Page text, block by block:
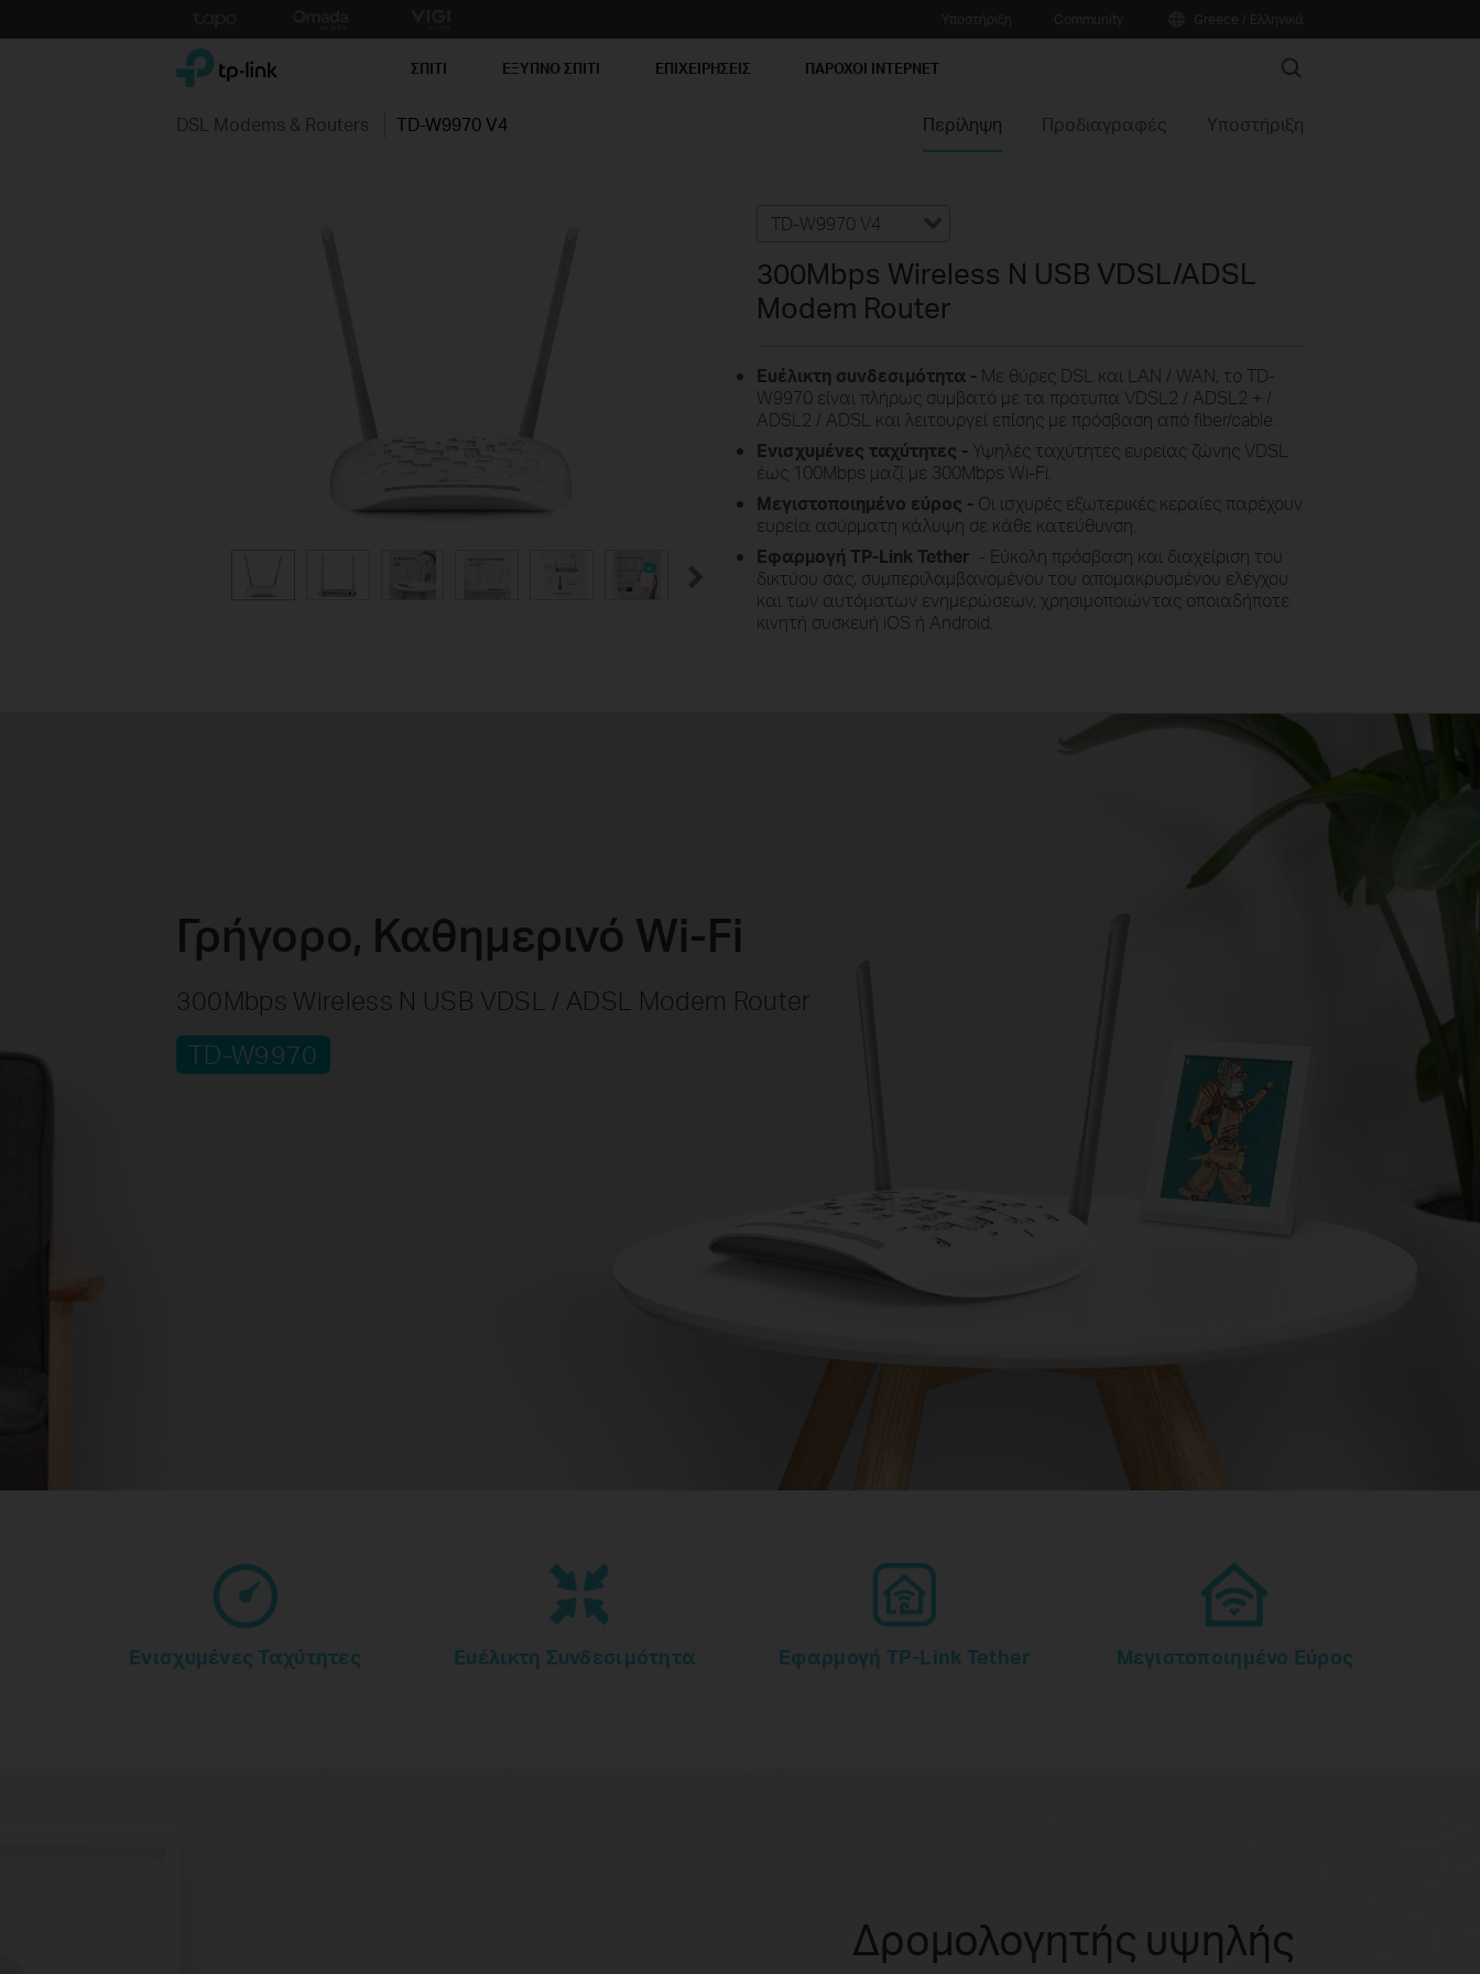
to
TP-Link, Reliably Smart ΣΠΙΤΙ ΕΞΥΠΝΟ ΣΠΙΤΙ ΕΠΙΧΕΙΡΗΣΕΙΣ ΠΑΡΟΧΟΙ ΙΝΤΕΡΝΕΤ Search
DSL Modems & Routers TD-W9970 V4 Περίληψη Προδιαγραφές Υποστήριξη
TD-W9970 V4
300Mbps Wireless N USB VDSL/ADSL
Modem Router
Ευέλικτη συνδεσιμότητα - Με θύρες DSL και LAN / WAN, το TD-
W9970 είναι πλήρως συμβατό με τα πρότυπα VDSL2 / ADSL2 + /
ADSL2 / ADSL και λειτουργεί επίσης με πρόσβαση από fiber/cable.
Ενισχυμένες ταχύτητες - Υψηλές ταχύτητες ευρείας ζώνης VDSL
έως 100Mbps μαζί με 300Mbps Wi-Fi.
Μεγιστοποιημένο εύρος - Οι ισχυρές εξωτερικές κεραίες παρέχουν
ευρεία ασύρματη κάλυψη σε κάθε κατεύθυνση.
Εφαρμογή TP-Link Tether - Εύκολη πρόσβαση και διαχείριση του
δικτύου σας, συμπεριλαμβανομένου του απομακρυσμένου ελέγχου
και των αυτόματων ενημερώσεων, χρησιμοποιώντας οποιαδήποτε
κινητή συσκευή iOS ή Android.
Γρήγορο, Καθημερινό Wi-Fi
300Mbps Wireless N USB VDSL / ADSL Modem Router
TD-W9970
Ενισχυμένες Ταχύτητες Ευέλικτη Συνδεσιμότητα Εφαρμογή TP-Link Tether Μεγιστοποιημένο Εύρος
Δρομολογητής υψηλής